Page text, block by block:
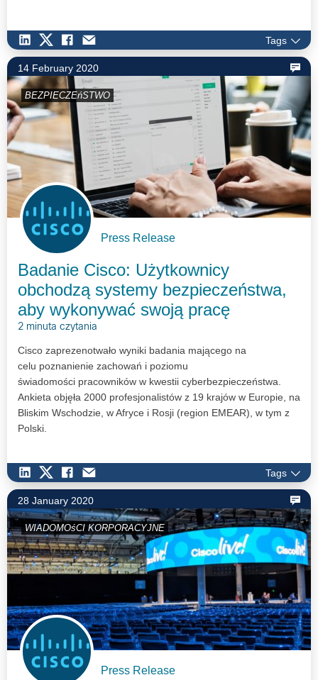
Tags
14 February 2020
BEZPIECZEńSTWO
Press Release
Badanie Cisco: Użytkownicy
obchodzą systemy bezpieczeństwa,
aby wykonywać swoją pracę
2 minuta czytania
Cisco zaprezenotwało wyniki badania mającego na
celu poznanienie zachowań i poziomu
świadomości pracowników w kwestii cyberbezpieczeństwa.
Ankieta objęła 2000 profesjonalistów z 19 krajów w Europie, na
Bliskim Wschodzie, w Afryce i Rosji (region EMEAR), w tym z
Polski.
Tags
28 January 2020
WIADOMOśCI KORPORACYJNE
Press Release